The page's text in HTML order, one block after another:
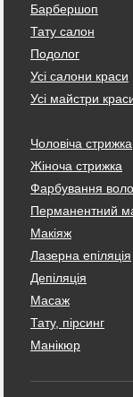
Барбершоп
Тату салон
Подолог
Усі салони краси
Усі майстри
Чоловіча стрижка
Жіноча стрижка
Фарбування
Перманентний
Макіяж
Лазерна епіляція
Депіляція
Масаж
Тату, пірсинг
Манікюр